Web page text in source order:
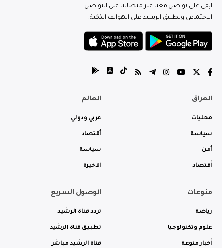
ابقى على تواصل معنا عبر منصاتنا على التواصل
الاجتماعي وتطبيق الرشيد على الهواتف الذكية.
العراق
محليات
سياسة
أمن
أقتصاد
العالم
عربي ودولي
أقتصاد
سياسة
الاخيرة
منوعات
رياضة
علوم وتكنولوجيا
أخبار منوعة
الوصول السريع
تردد قناة الرشيد
تطبيق قناة الرشيد
قناة الرشيد مباشر